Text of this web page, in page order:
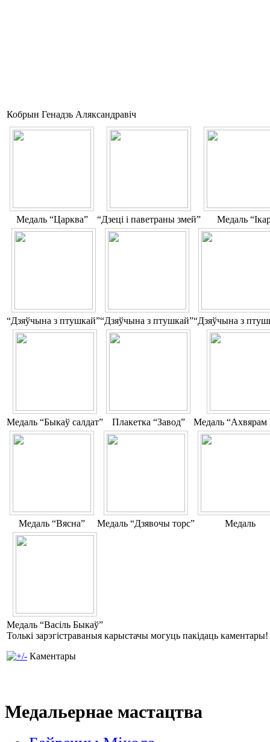
Кобрын Генадзь Аляксандравіч
Медаль “Царква” “Дзеці і паветраны змей” Медаль
“Дзяўчына з птушкай”“Дзяўчына з птушкай”“Дзяўчына з
Медаль “Быкаў салдат” Плакетка “Завод” Медаль “Ахвярам
Медаль “Вясна” Медаль “Дзявочы торс” Медаль
Медаль “Васіль Быкаў”
Толькі зарэгістраваныя карыстачы могуць пакідаць каментары!
Каментары
Медальернае мастацтва